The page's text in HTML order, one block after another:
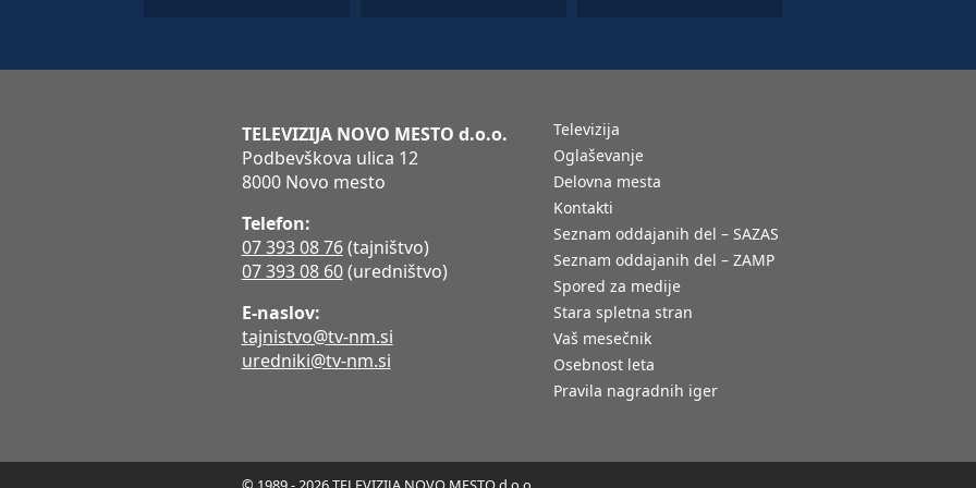
TELEVIZIJA NOVO MESTO d.o.o.
Podbevškova ulica 12
8000 Novo mesto
Telefon:
07 393 08 76(tajništvo)
07 393 08 60(uredništvo)
E-naslov:
tajnistvo@tv-nm.si
uredniki@tv-nm.si
Televizija
Oglaševanje
Delovna mesta
Kontakti
Seznam oddajanih del – SAZAS
Seznam oddajanih del – ZAMP
Spored za medije
Stara spletna stran
Vaš mesečnik
Osebnost leta
Pravila nagradnih iger